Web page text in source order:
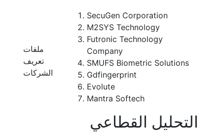
ملفات
تعريف
الشركات
SecuGen Corporation
M2SYS Technology
Futronic Technology
Company
SMUFS Biometric Solutions
Gdfingerprint
Evolute
Mantra Softech
التحليل القطاعي